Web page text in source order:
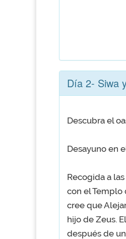
Día 2- Siwa
Descubra el
Desayuno en
Recogida a
con el Templo
cree que
hijo de Zeus.
después de